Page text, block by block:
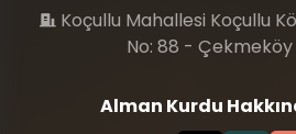
Koçullu Mahallesi Koçullu
No: 88 -
Alman Kurdu